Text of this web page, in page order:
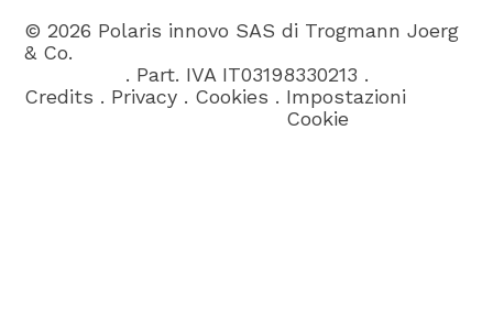
©2026 Polaris innovo SAS di Trogmann Joerg
& Co.
. Part. IVA IT03198330213 .
Credits . Privacy . Cookies . Impostazioni
Cookie